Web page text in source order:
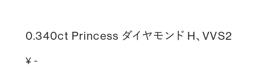
0.340ct Princess ダイヤモンド H、VVS2
¥ -